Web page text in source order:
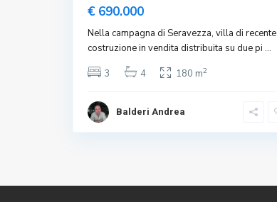
€ 690.000
Nella campagna di Seravezza, villa di recente
costruzione in vendita distribuita su due pi ...
3
4 180 m2
Balderi Andrea